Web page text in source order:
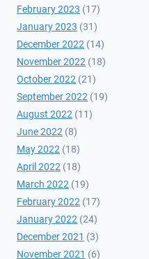
February 2023 (17)
January 2023 (31)
December 2022 (14)
November 2022 (18)
October 2022 (21)
September 2022 (19)
August 2022 (11)
June 2022 (8)
May 2022 (18)
April 2022 (18)
March 2022 (19)
February 2022 (17)
January 2022 (24)
December 2021 (3)
November 2021 (6)